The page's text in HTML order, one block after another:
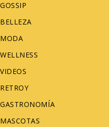
GOSSIP
BELLEZA
MODA
WELLNESS
VIDEOS
RETROY
GASTRONOMÍA
MASCOTAS